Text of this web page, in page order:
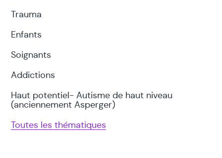
Trauma
Enfants
Soignants
Addictions
Haut potentiel- Autisme de haut niveau
(anciennement Asperger)
Toutes les thématiques